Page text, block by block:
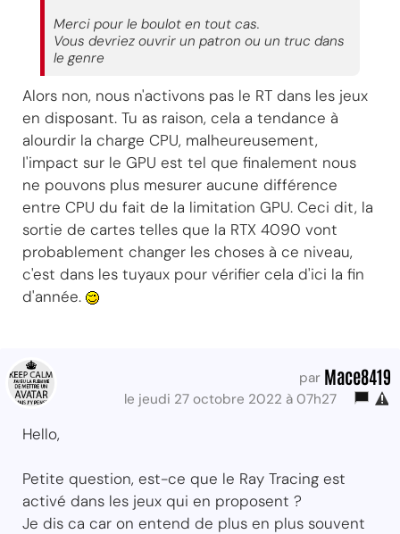
Merci pour le boulot en tout cas.
Vous devriez ouvrir un patron ou un truc dans
le genre
Alors non, nous n'activons pas le RT dans les jeux
en disposant. Tu as raison, cela a tendance à
alourdir la charge CPU, malheureusement,
l'impact sur le GPU est tel que finalement nous
ne pouvons plus mesurer aucune différence
entre CPU du fait de la limitation GPU. Ceci dit, la
sortie de cartes telles que la RTX 4090 vont
probablement changer les choses à ce niveau,
c'est dans les tuyaux pour vérifier cela d'ici la fin
d'année.
par Mace8419
le jeudi 27 octobre 2022 à 07h27
Hello,
Petite question, est-ce que le Ray Tracing est
activé dans les jeux qui en proposent ?
Je dis ca car on entend de plus en plus souvent